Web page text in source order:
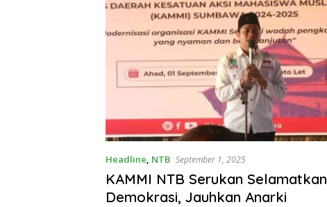
Headline, NTB September 1, 2025
KAMMI NTB Serukan Selamatkan
Demokrasi, Jauhkan Anarki